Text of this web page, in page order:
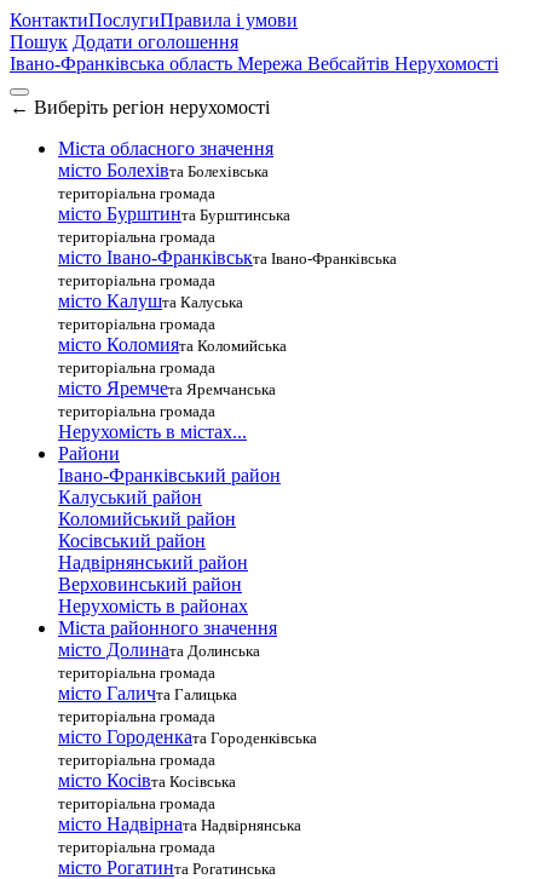
КонтактиПослугиПравила і умови
Пошук Додати оголошення
Івано-Франківська область Мережа Вебсайтів Нерухомості
← Виберіть регіон нерухомості
Міста обласного значення
місто Болехівта Болехівська
територіальна громада
місто Бурштинта Бурштинська
територіальна громада
місто Івано-Франківськта Івано-Франківська
територіальна громада
місто Калушта Калуська
територіальна громада
місто Коломията Коломийська
територіальна громада
місто Яремчета Яремчанська
територіальна громада
Нерухомість в містах...
Райони
Івано-Франківський район
Калуський район
Коломийський район
Косівський район
Надвірнянський район
Верховинський район
Нерухомість в районах
Міста районного значення
місто Долината Долинська
територіальна громада
місто Галичта Галицька
територіальна громада
місто Городенката Городенківська
територіальна громада
місто Косівта Косівська
територіальна громада
місто Надвірната Надвірнянська
територіальна громада
місто Рогатинта Рогатинська